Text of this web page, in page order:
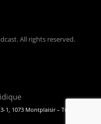
All rights reserved.
1, 1073 Montplaisir – Tunis